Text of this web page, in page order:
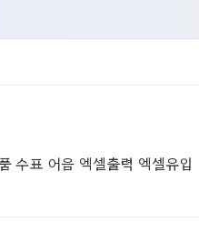
수표 어음 엑셀출력 엑셀유입